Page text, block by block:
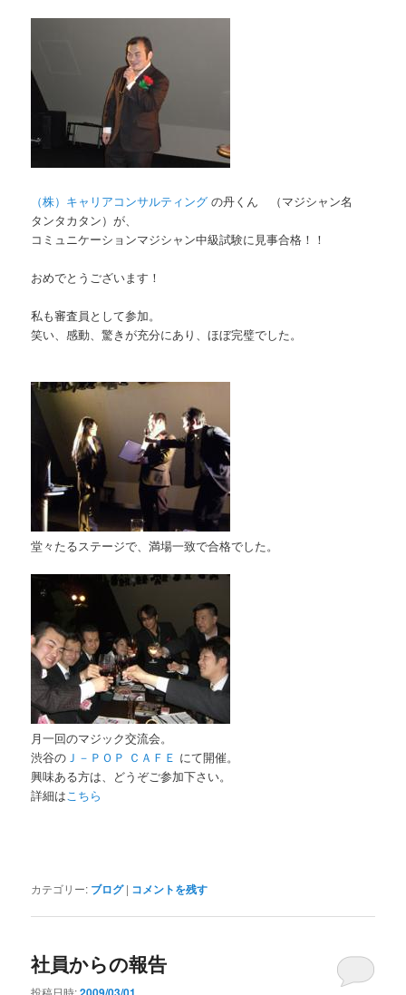
（株）キャリアコンサルティング の丹くん （マジシャン名
タンタカタン）が、
コミュニケーションマジシャン中級試験に見事合格！！
おめでとうございます！
私も審査員として参加。
笑い、感動、驚きが充分にあり、ほぼ完璧でした。
堂々たるステージで、満場一致で合格でした。
月一回のマジック交流会。
渋谷の Ｊ－ＰＯＰ ＣＡＦＥ にて開催。
興味ある方は、どうぞご参加下さい。
詳細はこちら
カテゴリー: ブログ | コメントを残す
社員からの報告
投稿日時: